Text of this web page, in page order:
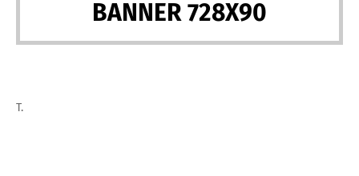
BANNER 728X90
T.